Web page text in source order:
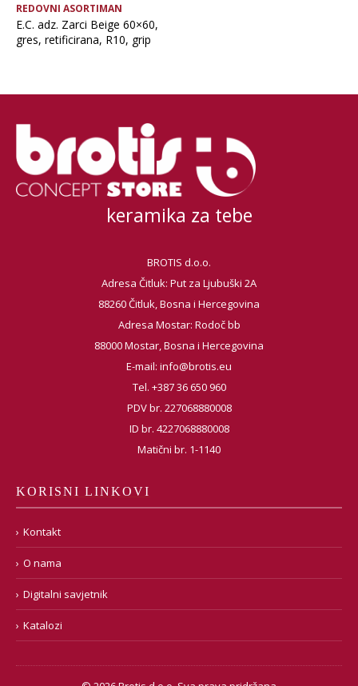
REDOVNI ASORTIMAN
E.C. adz. Zarci Beige 60×60,
gres, retificirana, R10, grip
keramika za tebe
BROTIS d.o.o.
Adresa Čitluk: Put za Ljubuški 2A
88260 Čitluk, Bosna i Hercegovina
Adresa Mostar: Rodoč bb
88000 Mostar, Bosna i Hercegovina
E-mail: info@brotis.eu
Tel. +387 36 650 960
PDV br. 227068880008
ID br. 4227068880008
Matični br. 1-1140
KORISNI LINKOVI
Kontakt
O nama
Digitalni savjetnik
Katalozi